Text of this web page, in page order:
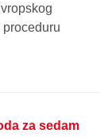
za sedam